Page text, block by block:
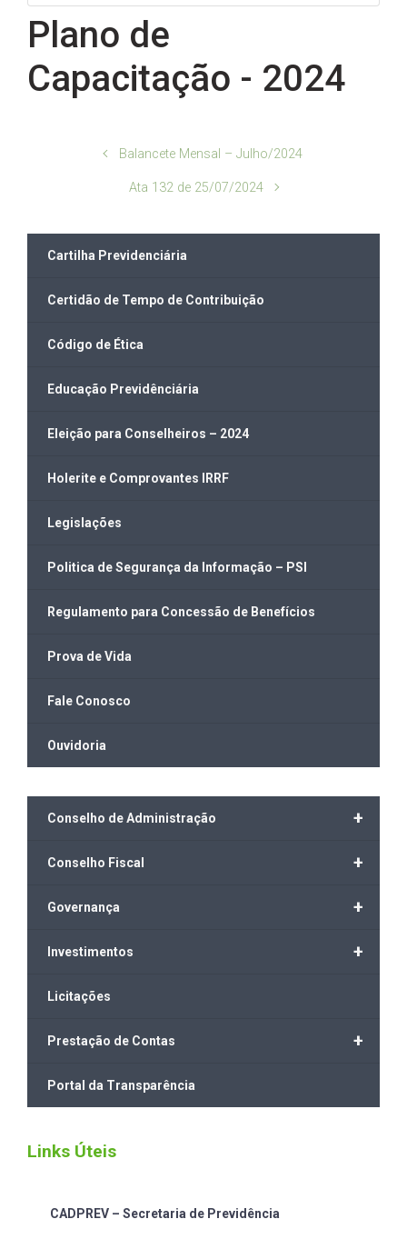
Plano de
Capacitação - 2024
Balancete Mensal – Julho/2024
Ata 132 de 25/07/2024
Cartilha Previdenciária
Certidão de Tempo de Contribuição
Código de Ética
Educação Previdênciária
Eleição para Conselheiros – 2024
Holerite e Comprovantes IRRF
Legislações
Politica de Segurança da Informação – PSI
Regulamento para Concessão de Benefícios
Prova de Vida
Fale Conosco
Ouvidoria
+
Conselho de Administração
+
Conselho Fiscal
+
Governança
+
Investimentos
Licitações
+
Prestação de Contas
Portal da Transparência
Links Úteis
CADPREV – Secretaria de Previdência